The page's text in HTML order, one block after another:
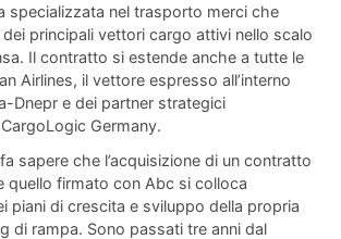
specializzata nel trasporto merci che
principali vettori cargo attivi nello scalo
Il contratto si estende anche a tutte le
Airlines, il vettore espresso all’interno
Dnepr e dei partner strategici
Germany.
sapere che l’acquisizione di un contratto
quello firmato con Abc si colloca
piani di crescita e sviluppo della propria
di rampa. Sono passati tre anni dal